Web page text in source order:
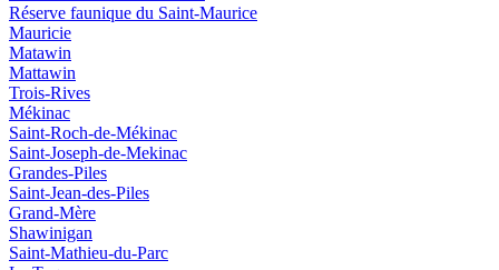
Réserve faunique du Saint‑Maurice
Mauricie
Matawin
Mattawin
Trois-Rives
Mékinac
Saint-Roch-de-Mékinac
Saint-Joseph-de-Mekinac
Grandes-Piles
Saint-Jean-des-Piles
Grand-Mère
Shawinigan
Saint-Mathieu-du-Parc